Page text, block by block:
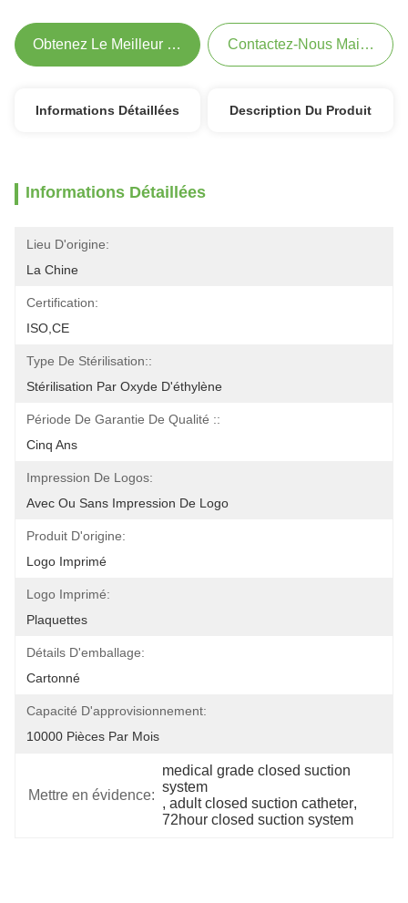
Obtenez Le Meilleur Prix Contactez-Nous Maintenant
Informations Détaillées Description Du Produit
Informations Détaillées
Lieu D'origine:
La Chine
Certification:
ISO,CE
Type De Stérilisation::
Stérilisation Par Oxyde D'éthylène
Période De Garantie De Qualité ::
Cinq Ans
Impression De Logos:
Avec Ou Sans Impression De Logo
Produit D'origine:
Logo Imprimé
Logo Imprimé:
Plaquettes
Détails D'emballage:
Cartonné
Capacité D'approvisionnement:
10000 Pièces Par Mois
Mettre en évidence:
medical grade closed suction
system
, adult closed suction catheter,
72hour closed suction system